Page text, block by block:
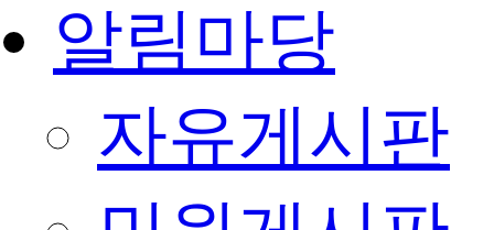
알림마당
자유게시판